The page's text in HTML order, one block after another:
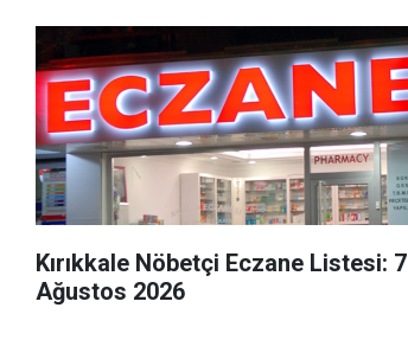
Kırıkkale Nöbetçi Eczane Listesi: 7
Ağustos 2026